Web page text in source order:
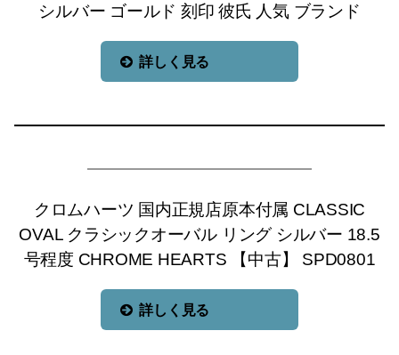
シルバー ゴールド 刻印 彼氏 人気 ブランド
詳しく見る
クロムハーツ 国内正規店原本付属 CLASSIC
OVAL クラシックオーバル リング シルバー 18.5
号程度 CHROME HEARTS 【中古】 SPD0801
詳しく見る